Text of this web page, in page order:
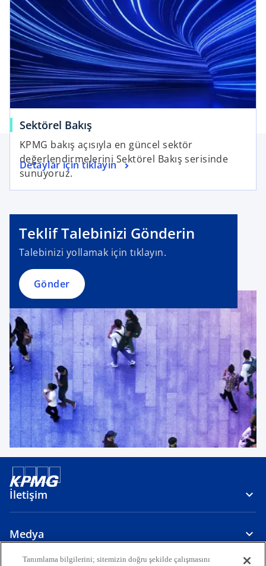
Sektörel Bakış
KPMG bakış açısıyla en güncel sektör
değerlendirmelerini Sektörel Bakış serisinde
sunuyoruz.
Detaylar için tıklayın
Teklif Talebinizi Gönderin
Talebinizi yollamak için tıklayın.
Gönder
İletişim
Medya
Tanımlama bilgilerini; sitemizin doğru şekilde çalışmasını